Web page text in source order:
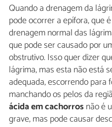
Quando a drenagem da
pode ocorrer a epífora, que
drenagem normal das
que pode ser causado por
obstrutivo. Isso quer dizer
lágrima, mas esta não está
adequada, escorrendo para
manchando os pelos da
ácida em cachorros não é
grave, mas pode causar